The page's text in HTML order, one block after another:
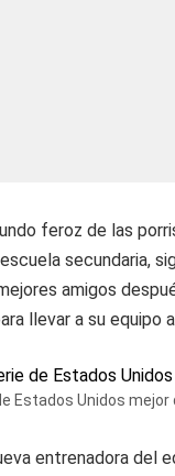
feroz de las
secundaria,
amigos
llevar a su equipo
Estados Unidos mejor
entrenadora del